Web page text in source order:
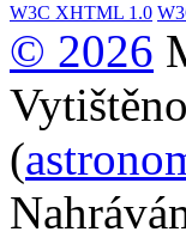
W3C XHTML 1.0
© 2026
(